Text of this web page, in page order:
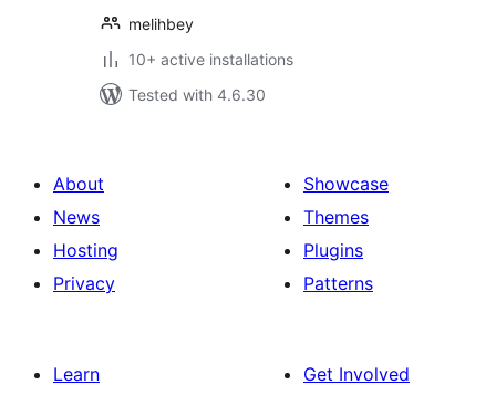
melihbey
10+ active installations
Tested with 4.6.30
About
News
Hosting
Privacy
Showcase
Themes
Plugins
Patterns
Learn
Get Involved